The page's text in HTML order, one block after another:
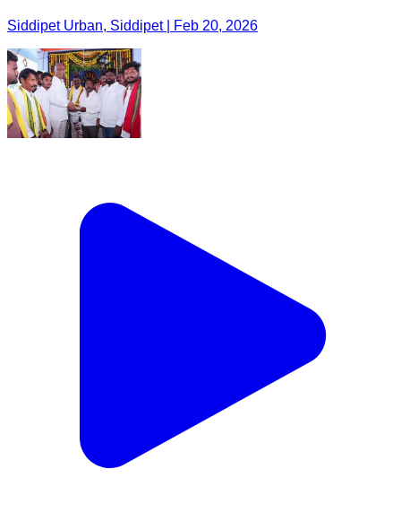
Siddipet Urban, Siddipet | Feb 20, 2026